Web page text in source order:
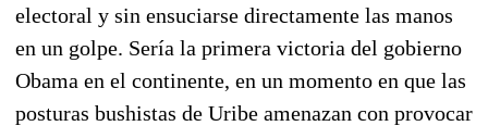
electoral y sin ensuciarse directamente las manos
en un golpe. Sería la primera victoria del gobierno
Obama en el continente, en un momento en que las
posturas bushistas de Uribe amenazan con provocar